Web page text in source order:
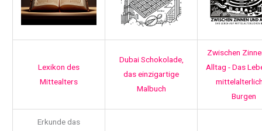
Lexikon des
Mittealters
Dubai Schokolade,
das einzigartige
Malbuch
Zwischen
Alltag - Das
Burgen
Erkunde das